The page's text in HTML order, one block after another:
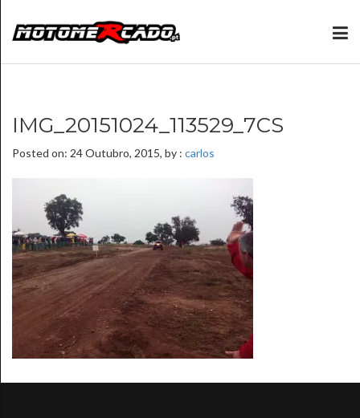
IMG_20151024_113529_7CS
Posted on: 24 Outubro, 2015, by : carlos